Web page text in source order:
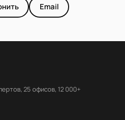
Email
25 офисов, 12 000+